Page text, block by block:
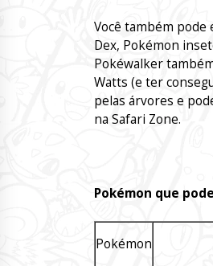
Você também
Dex, Pokémon
Pokéwalker
Watts (e ter
pelas árvores e
na Safari Zone.
Pokémon que
Pokémon